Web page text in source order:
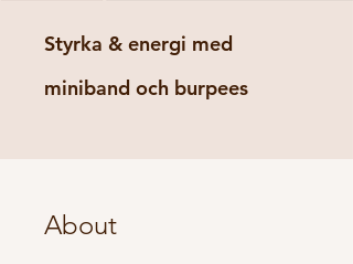
Styrka & energi med
miniband och burpees
About